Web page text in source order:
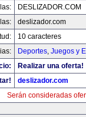
DESLIZADOR.COM
deslizador.com
10 caracteres
Deportes, Juegos y
Realizar una oferta!
deslizador.com
Serán consideradas